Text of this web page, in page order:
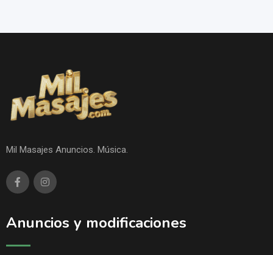
Mil Masajes Anuncios. Música.
Anuncios y modificaciones